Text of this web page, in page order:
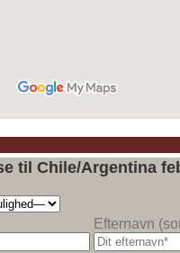
til Chile/Argentina
Efternavn